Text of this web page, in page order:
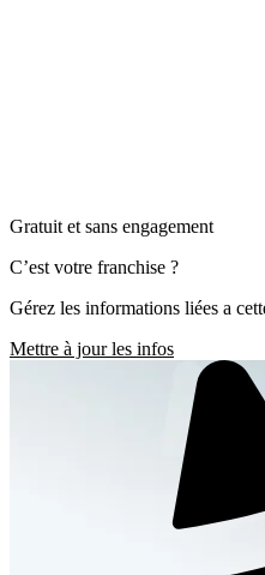
Gratuit et sans engagement
C’est votre franchise ?
Gérez les informations liées a
Mettre à jour les infos